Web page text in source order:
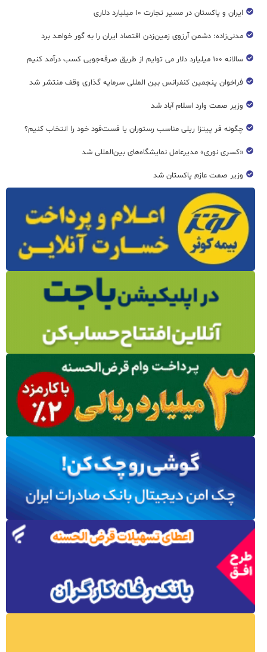
ایران و پاکستان در مسیر تجارت ۱۰ میلیارد دلاری
مدنی‌زاده: دشمن آرزوی زمین‌زدن اقتصاد ایران را به گور خواهد برد
سالانه ۱۰۰ میلیارد دلار می توایم از طریق صرفه‌جویی کسب درآمد کنیم
فراخوان پنجمین کنفرانس بین المللی سرمایه گذاری وقف منتشر شد
وزیر صمت وارد اسلام آباد شد
چگونه فر پیتزا ریلی مناسب رستوران یا فست‌فود خود را انتخاب کنیم؟
«کسری نوری» مدیرعامل نمایشگاه‌های بین‌المللی شد
وزیر صمت عازم پاکستان شد